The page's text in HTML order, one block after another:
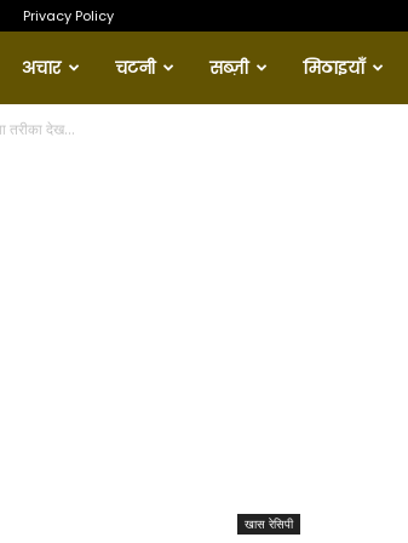
Privacy Policy
अचार चटनी सब्ज़ी मिठाइयाँ
तरीका देख...
खास रेसिपी